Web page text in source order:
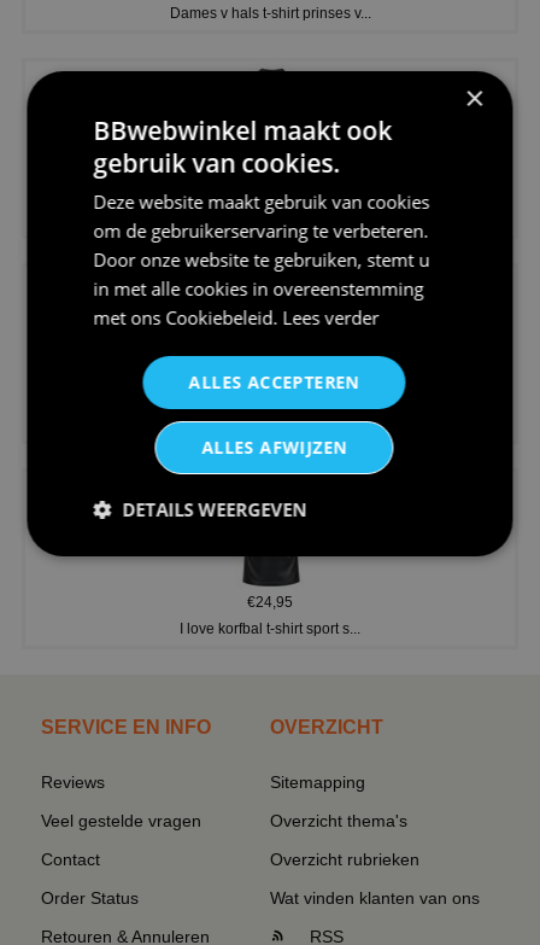
Dames v hals t-shirt prinses v...
€24,95
Koningsdag shirt heren v-hals ...
V-hals shirt rood wit blauw st...
€24,95
I love korfbal t-shirt sport s...
SERVICE EN INFO
Reviews
Veel gestelde vragen
Contact
Order Status
Retouren & Annuleren
OVERZICHT
Sitemapping
Overzicht thema's
Overzicht rubrieken
Wat vinden klanten van ons
RSS
×
BBwebwinkel maakt ook
gebruik van cookies.
Deze website maakt gebruik van cookies
om de gebruikerservaring te verbeteren.
Door onze website te gebruiken, stemt u
in met alle cookies in overeenstemming
met ons Cookiebeleid. Lees verder
ALLES ACCEPTEREN
ALLES AFWIJZEN
DETAILS WEERGEVEN